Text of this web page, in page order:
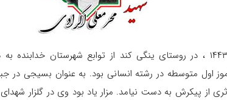
: دهم تیر ١۴۴٣ ‏، در روستای ینگی کند از توابع شهرستان
از پیکرش به دست نیامد. مزار یاد بود وی در گلزار